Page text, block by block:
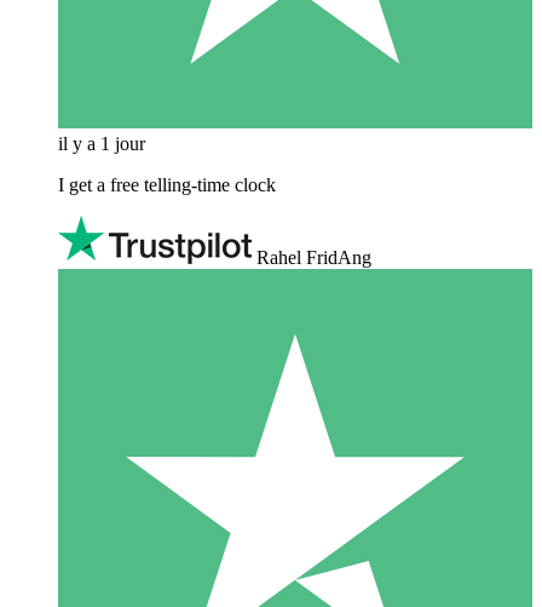
il y a 1 jour
I get a free telling-time clock
Rahel FridAng